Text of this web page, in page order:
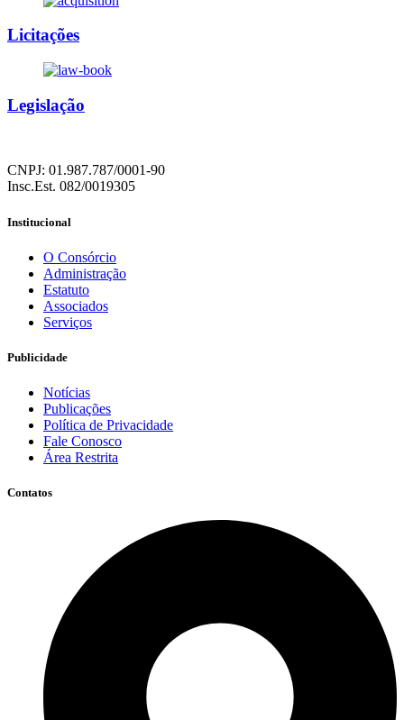
Licitações
Legislação
CNPJ: 01.987.787/0001-90
Insc.Est. 082/0019305
Institucional
O Consórcio
Administração
Estatuto
Associados
Serviços
Publicidade
Notícias
Publicações
Política de Privacidade
Fale Conosco
Área Restrita
Contatos